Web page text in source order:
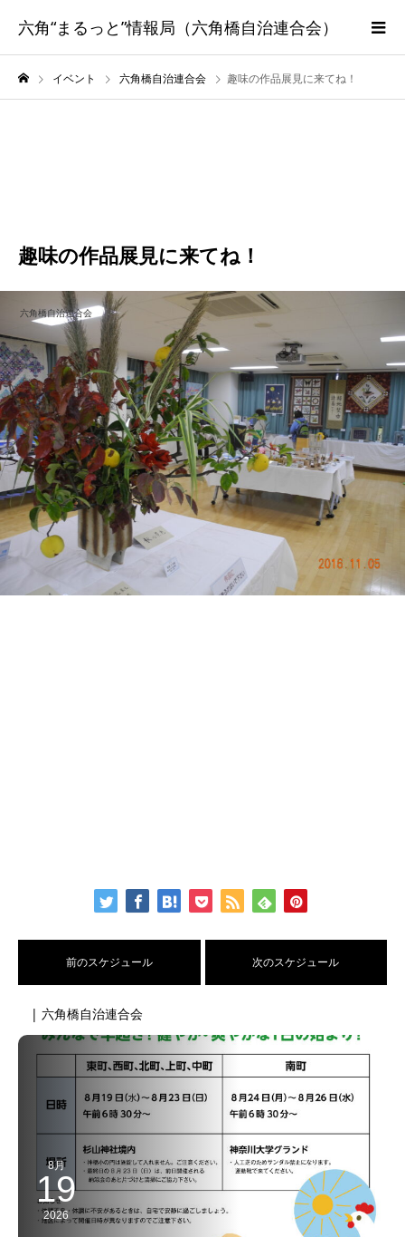
六角“まるっと”情報局（六角橋自治連合会）
イベント 六角橋自治連合会 趣味の作品展見に来てね！
趣味の作品展見に来てね！
六角橋自治連合会
前のスケジュール 次のスケジュール
| 六角橋自治連合会
8月
19
2026